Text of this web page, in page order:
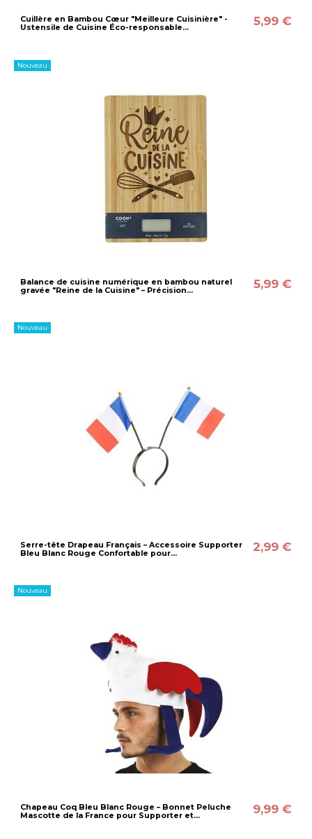
Cuillère en Bambou Cœur "Meilleure Cuisinière" -
Ustensile de Cuisine Éco-responsable...
5,99 €
Nouveau
Balance de cuisine numérique en bambou naturel
gravée "Reine de la Cuisine" – Précision...
5,99 €
Nouveau
Serre-tête Drapeau Français – Accessoire Supporter
Bleu Blanc Rouge Confortable pour...
2,99 €
Nouveau
Chapeau Coq Bleu Blanc Rouge – Bonnet Peluche
Mascotte de la France pour Supporter et...
9,99 €